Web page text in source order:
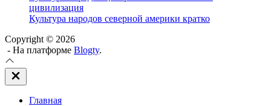
цивилизация
Культура народов северной америки кратко
Copyright © 2026
- На платформе Blogty.
Закрыть
вне
Главная